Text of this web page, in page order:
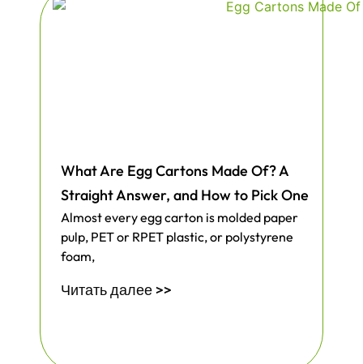
What Are Egg Cartons Made Of? A
Straight Answer, and How to Pick One
Almost every egg carton is molded paper
pulp, PET or RPET plastic, or polystyrene
foam,
Читать далее >>